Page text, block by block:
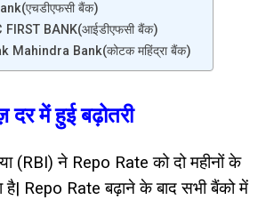
बैंक)
FIRST BANK(आईडीएफसी बैंक)
Mahindra Bank(कोटक महिंद्रा बैंक)
दर में हुई बढ़ोतरी
(RBI) ने Repo Rate को दो महीनों के
है| Repo Rate बढ़ाने के बाद सभी बैंको में